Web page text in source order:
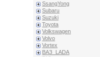
SsangYong
Subaru
Suzuki
Toyota
Volkswagen
Volvo
Vortex
ВАЗ_LADA